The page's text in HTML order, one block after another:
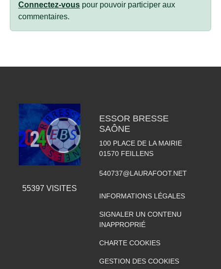
Connectez-vous pour pouvoir participer aux
commentaires.
55397 VISITES
ESSOR BRESSE
SAÔNE
100 PLACE DE LA MAIRIE
01570 FEILLENS
540737@LAURAFOOT.NET
INFORMATIONS LÉGALES
SIGNALER UN CONTENU
INAPPROPRIÉ
CHARTE COOKIES
GESTION DES COOKIES